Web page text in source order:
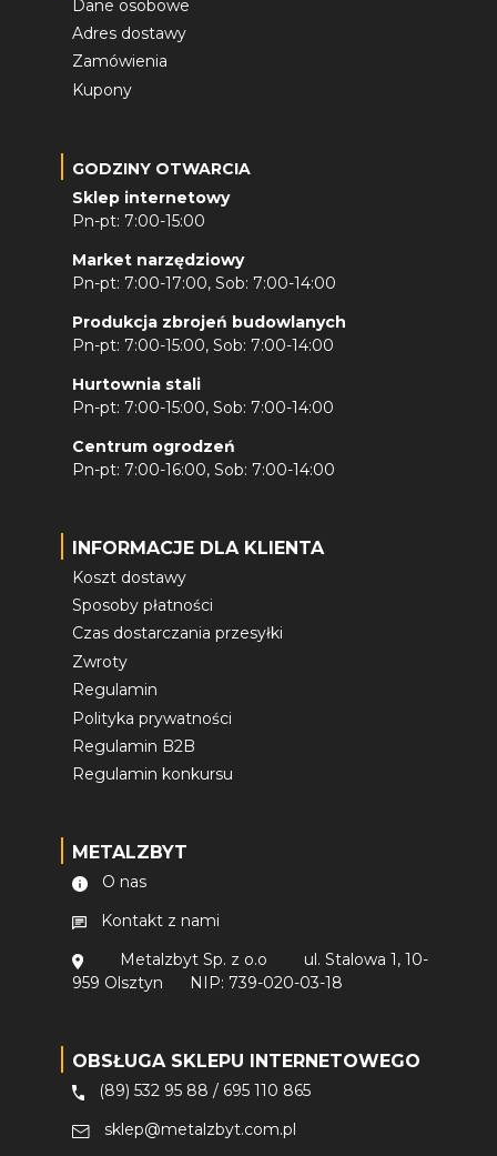
Dane osobowe
Adres dostawy
Zamówienia
Kupony
GODZINY OTWARCIA
Sklep internetowy
Pn-pt: 7:00-15:00
Market narzędziowy
Pn-pt: 7:00-17:00, Sob: 7:00-14:00
Produkcja zbrojeń budowlanych
Pn-pt: 7:00-15:00, Sob: 7:00-14:00
Hurtownia stali
Pn-pt: 7:00-15:00, Sob: 7:00-14:00
Centrum ogrodzeń
Pn-pt: 7:00-16:00, Sob: 7:00-14:00
INFORMACJE DLA KLIENTA
Koszt dostawy
Sposoby płatności
Czas dostarczania przesyłki
Zwroty
Regulamin
Polityka prywatności
Regulamin B2B
Regulamin konkursu
METALZBYT
O nas
Kontakt z nami
Metalzbyt Sp. z o.o
ul. Stalowa 1, 10-
959 Olsztyn
NIP: 739-020-03-18
OBSŁUGA SKLEPU INTERNETOWEGO
(89) 532 95 88 / 695 110 865
sklep@metalzbyt.com.pl